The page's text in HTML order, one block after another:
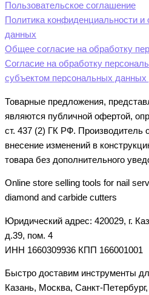
Пользовательское соглашение
Политика конфиденциальности и
данных
Общее согласие на обработку
Согласие на обработку
субъектом персональных данных
Товарные предложения,
являются публичной офертой,
ст. 437 (2) ГК РФ. Производитель
внесение изменений в
товара без дополнительного
Online store selling tools for nail
diamond and carbide cutters
Юридический адрес: 420029, г.
д.39, пом. 4
ИНН 1660309936 КПП 166001001
Быстро доставим инструменты
Казань, Москва, Санкт-